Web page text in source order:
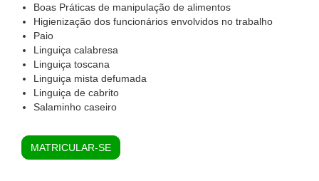
Boas Práticas de manipulação de alimentos
Higienização dos funcionários envolvidos no trabalho
Paio
Linguiça calabresa
Linguiça toscana
Linguiça mista defumada
Linguiça de cabrito
Salaminho caseiro
MATRICULAR-SE